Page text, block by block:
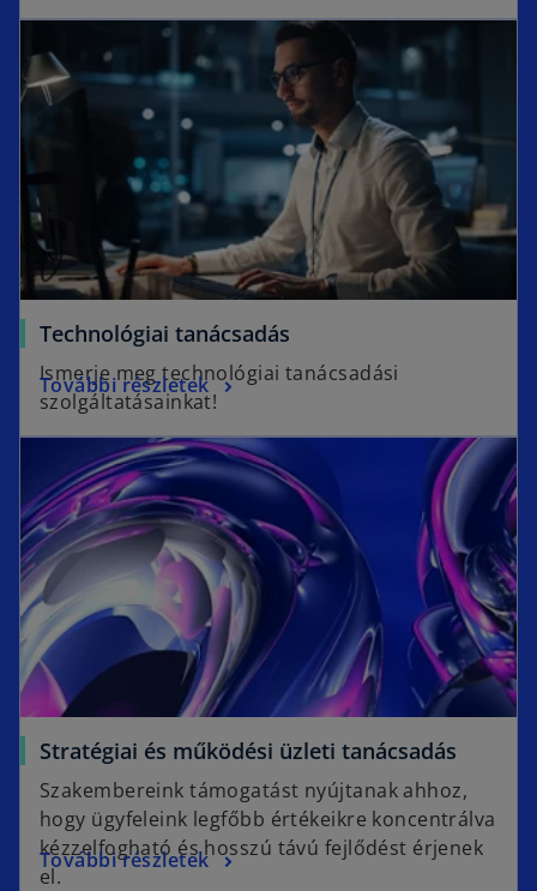
Technológiai tanácsadás
Ismerje meg technológiai tanácsadási
szolgáltatásainkat!
További részletek
Stratégiai és működési üzleti tanácsadás
Szakembereink támogatást nyújtanak ahhoz,
hogy ügyfeleink legfőbb értékeikre koncentrálva
kézzelfogható és hosszú távú fejlődést érjenek
el.
További részletek